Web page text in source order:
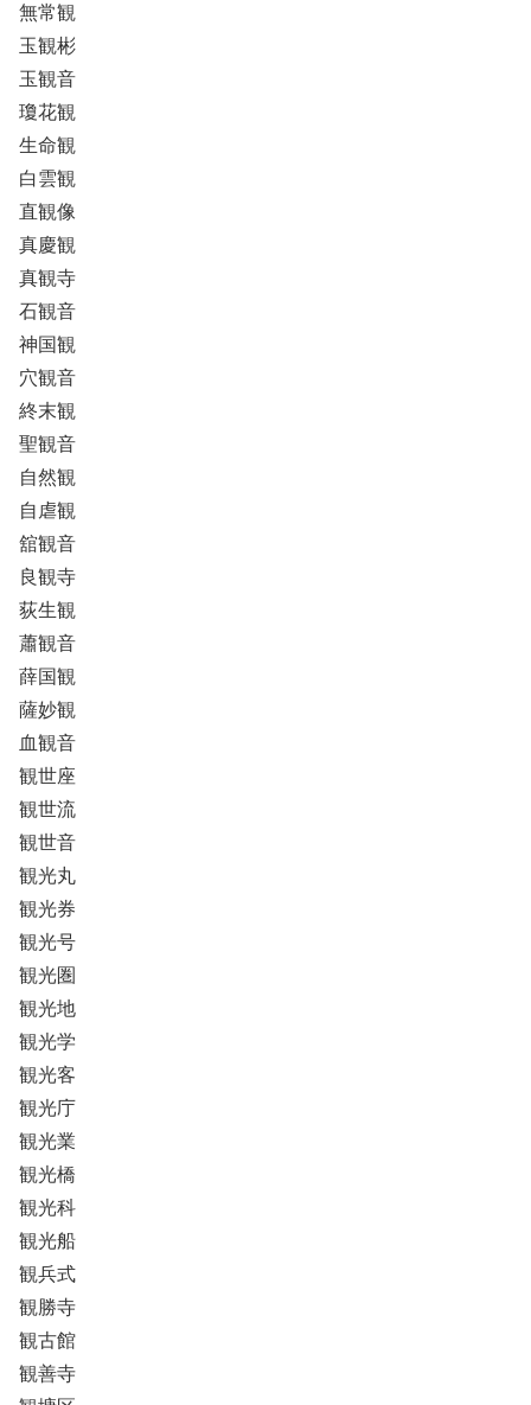
無常観
玉観彬
玉観音
瓊花観
生命観
白雲観
直観像
真慶観
真観寺
石観音
神国観
穴観音
終末観
聖観音
自然観
自虐観
舘観音
良観寺
荻生観
蕭観音
薛国観
薩妙観
血観音
観世座
観世流
観世音
観光丸
観光券
観光号
観光圏
観光地
観光学
観光客
観光庁
観光業
観光橋
観光科
観光船
観兵式
観勝寺
観古館
観善寺